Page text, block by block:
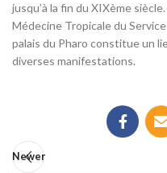
jusqu’à la fin du XIXème
Médecine Tropicale du
palais du Pharo constitue un
diverses manifestations.
Newer